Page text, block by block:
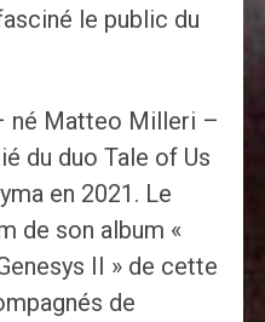
le public du
né Matteo Milleri –
du duo Tale of Us
en 2021. Le
de son album «
II » de cette
de